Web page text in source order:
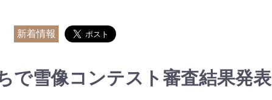
新着情報
雪像コンテスト審査結果発表